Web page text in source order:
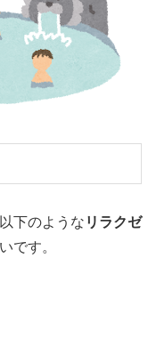
下のような リラクゼ
です。